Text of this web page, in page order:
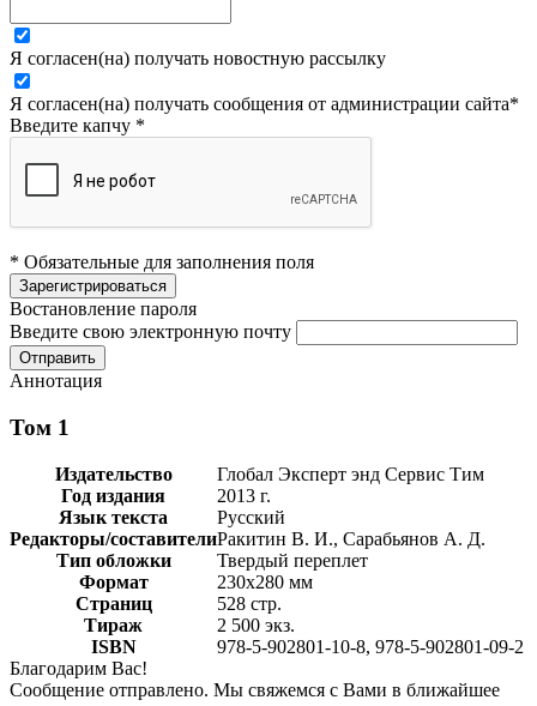
Я согласен(на) получать новостную рассылку
Я согласен(на) получать сообщения от администрации сайта*
Введите капчу *
* Обязательные для заполнения поля
Востановление пароля
Введите свою электронную почту
Аннотация
Том 1
Издательство
Глобал Эксперт энд Сервис Тим
Год издания
2013 г.
Язык текста
Русский
Редакторы/составителиРакитин В. И., Сарабьянов А. Д.
Тип обложки
Твердый переплет
Формат
230х280 мм
Страниц
528 стр.
Тираж
2 500 экз.
ISBN
978-5-902801-10-8, 978-5-902801-09-2
Благодарим Вас!
Сообщение отправлено. Мы свяжемся с Вами в ближайшее